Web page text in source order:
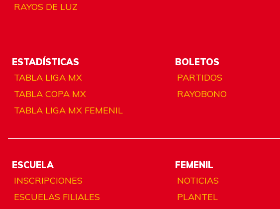
RAYOS DE LUZ
ESTADÍSTICAS
TABLA LIGA MX
TABLA COPA MX
TABLA LIGA MX FEMENIL
BOLETOS
PARTIDOS
RAYOBONO
ESCUELA
INSCRIPCIONES
ESCUELAS FILIALES
FEMENIL
NOTICIAS
PLANTEL